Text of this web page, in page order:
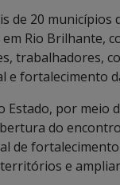
de 20 municípios
Rio Brilhante,
trabalhadores,
e fortalecimento
por meio
do
de fortalecimento
e